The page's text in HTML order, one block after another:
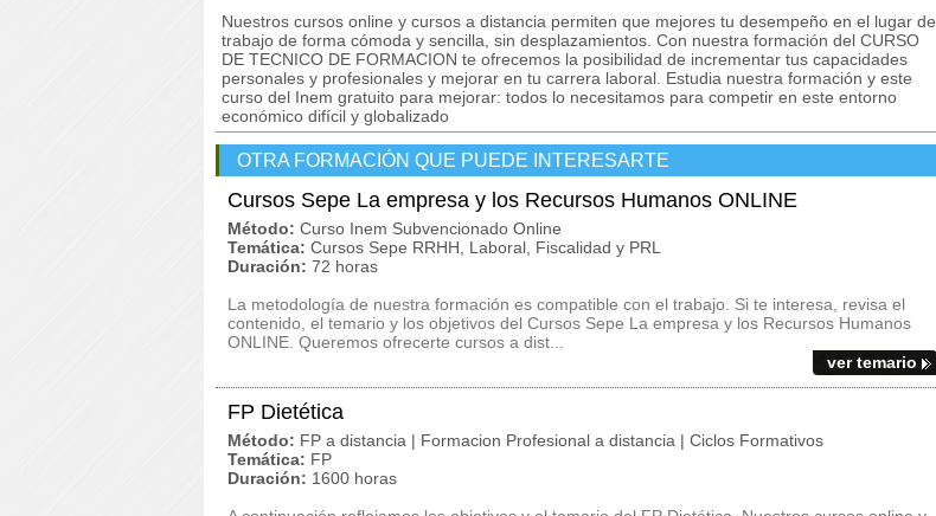
Nuestros cursos online y cursos a distancia permiten que mejores tu desempeño en el lugar de
trabajo de forma cómoda y sencilla, sin desplazamientos. Con nuestra formación del CURSO
DE TECNICO DE FORMACION te ofrecemos la posibilidad de incrementar tus capacidades
personales y profesionales y mejorar en tu carrera laboral. Estudia nuestra formación y este
curso del Inem gratuito para mejorar: todos lo necesitamos para competir en este entorno
económico difícil y globalizado
OTRA FORMACIÓN QUE PUEDE INTERESARTE
Cursos Sepe La empresa y los Recursos Humanos ONLINE
Método: Curso Inem Subvencionado Online
Temática: Cursos Sepe RRHH, Laboral, Fiscalidad y PRL
Duración: 72 horas
La metodología de nuestra formación es compatible con el trabajo. Si te interesa, revisa el
contenido, el temario y los objetivos del Cursos Sepe La empresa y los Recursos Humanos
ONLINE. Queremos ofrecerte cursos a dist...
ver temario
FP Dietética
Método: FP a distancia | Formacion Profesional a distancia | Ciclos Formativos
Temática: FP
Duración: 1600 horas